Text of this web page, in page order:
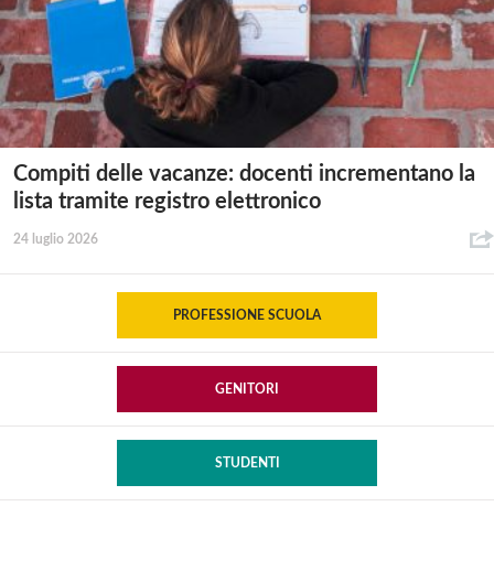
Compiti delle vacanze: docenti incrementano la
lista tramite registro elettronico
24 luglio 2026
PROFESSIONE SCUOLA
GENITORI
STUDENTI